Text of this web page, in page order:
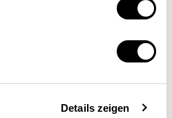
Details zeigen